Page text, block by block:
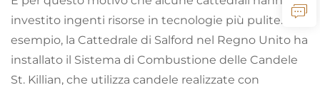
investito ingenti risorse in tecnologie più pulite. Ad
esempio, la Cattedrale di Salford nel Regno Unito ha
installato il Sistema di Combustione delle Candele
St. Killian, che utilizza candele realizzate con